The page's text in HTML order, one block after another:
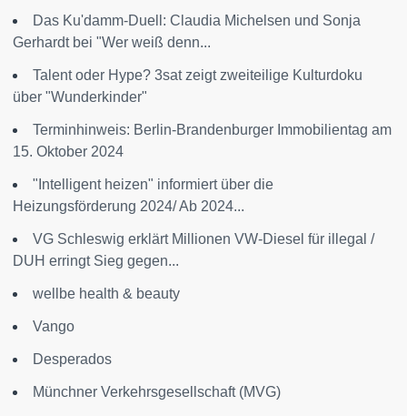
Das Ku'damm-Duell: Claudia Michelsen und Sonja
Gerhardt bei "Wer weiß denn...
Talent oder Hype? 3sat zeigt zweiteilige Kulturdoku
über "Wunderkinder"
Terminhinweis: Berlin-Brandenburger Immobilientag am
15. Oktober 2024
"Intelligent heizen" informiert über die
Heizungsförderung 2024/ Ab 2024...
VG Schleswig erklärt Millionen VW-Diesel für illegal /
DUH erringt Sieg gegen...
wellbe health & beauty
Vango
Desperados
Münchner Verkehrsgesellschaft (MVG)